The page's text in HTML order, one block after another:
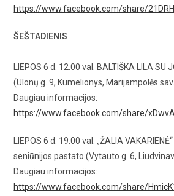
https://www.facebook.com/share/
ŠEŠTADIENIS
LIEPOS 6 d. 12.00 val. BALTIŠKA LILA
(Ulonų g. 9, Kumelionys, Marijampolės
Daugiau informacijos:
https://www.facebook.com/share/
LIEPOS 6 d. 19.00 val. „ŽALIA
seniūnijos pastato (Vytauto g. 6,
Daugiau informacijos:
https://www.facebook.com/share/